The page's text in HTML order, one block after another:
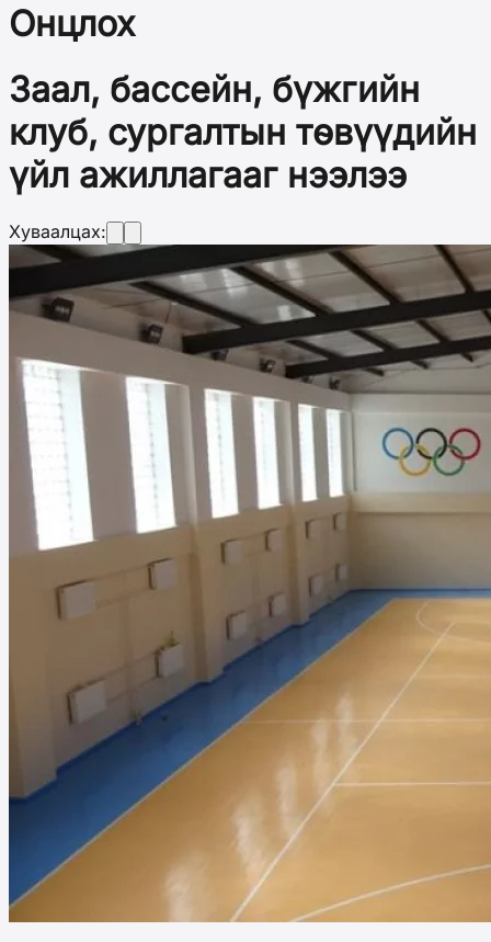
Онцлох
Заал, бассейн, бүжгийн
клуб, сургалтын төвүүдийн
үйл ажиллагааг нээлээ
Хуваалцах: